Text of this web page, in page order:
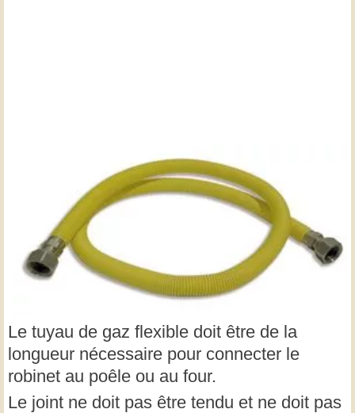
Le tuyau de gaz flexible doit être de la
longueur nécessaire pour connecter le
robinet au poêle ou au four.
Le joint ne doit pas être tendu et ne doit pas